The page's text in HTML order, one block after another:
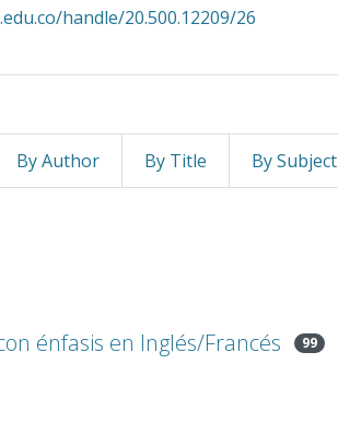
handle/20.500.12209/26
By Author By Title By Subject
énfasis en Inglés/Francés 99